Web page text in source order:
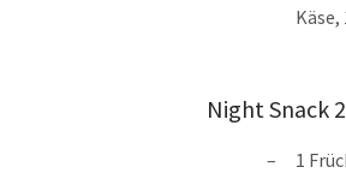
Käse,
Night Snack
1